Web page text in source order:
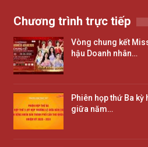
Chương trình trực tiếp
Vòng chung kết
hậu Doanh nhân…
Phiên họp thứ Ba kỳ
giữa năm…